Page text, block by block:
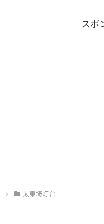
スポ
太東埼灯台